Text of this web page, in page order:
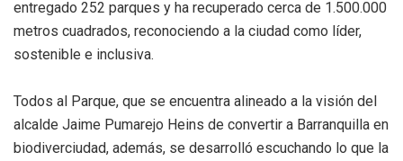
entregado 252 parques y ha recuperado cerca de 1.500.000
metros cuadrados, reconociendo a la ciudad como líder,
sostenible e inclusiva.
Todos al Parque, que se encuentra alineado a la visión del
alcalde Jaime Pumarejo Heins de convertir a Barranquilla en
biodiverciudad, además, se desarrolló escuchando lo que la